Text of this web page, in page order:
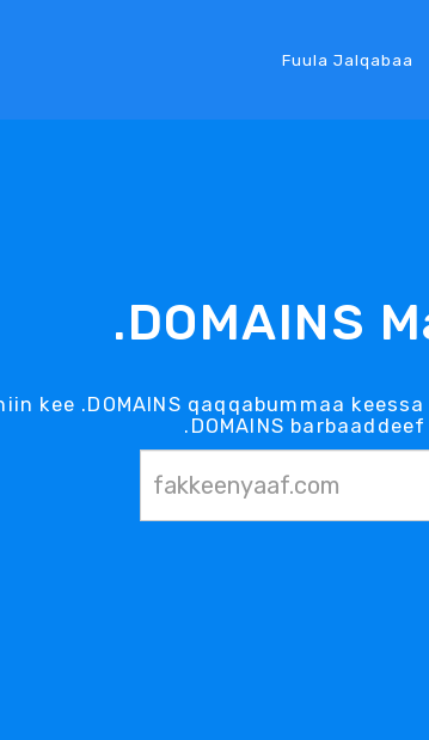
Fuula Jalqabaa
.DOMAINS
kee .DOMAINS qaqqabummaa
.DOMAINS